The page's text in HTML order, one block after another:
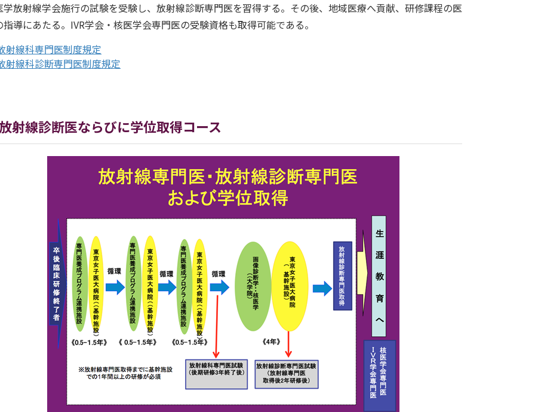
学放射線学会施行の試験を受験し、放射線診断専門医を習得する。その後、地域医療へ貢献、研修課程の医
指導にあたる。IVR学会・核医学会専門医の受験資格も取得可能である。
射線科専門医制度規定
射線科診断専門医制度規定
放射線診断医ならびに学位取得コース